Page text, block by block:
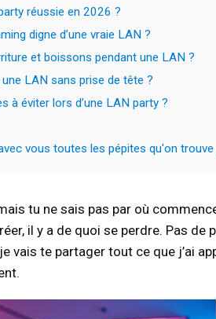
réussie en 2026 ?
digne d’une vraie LAN ?
et boissons pendant une LAN ?
LAN sans prise de tête ?
à éviter lors d’une LAN party ?
vous toutes les pépites qu'on trouve
tu ne sais pas par où
il y a de quoi se perdre. Pas de
vais te partager tout ce que j’ai